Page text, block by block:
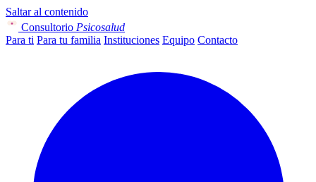
Saltar al contenido
Consultorio Psicosalud
Para ti Para tu familia Instituciones Equipo Contacto